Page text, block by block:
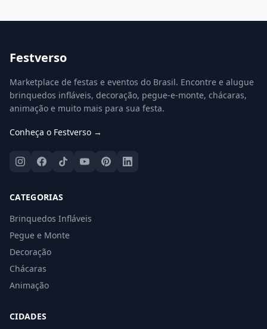
Festverso
Marketplace de festas e eventos do Brasil. Encontre e alugue
brinquedos infláveis, decoração, pegue-e-monte, chácaras,
animação e muito mais para sua festa.
Conheça o Festverso →
CATEGORIAS
Brinquedos Infláveis
Pegue e Monte
Decoração
Chácaras
Animação
CIDADES